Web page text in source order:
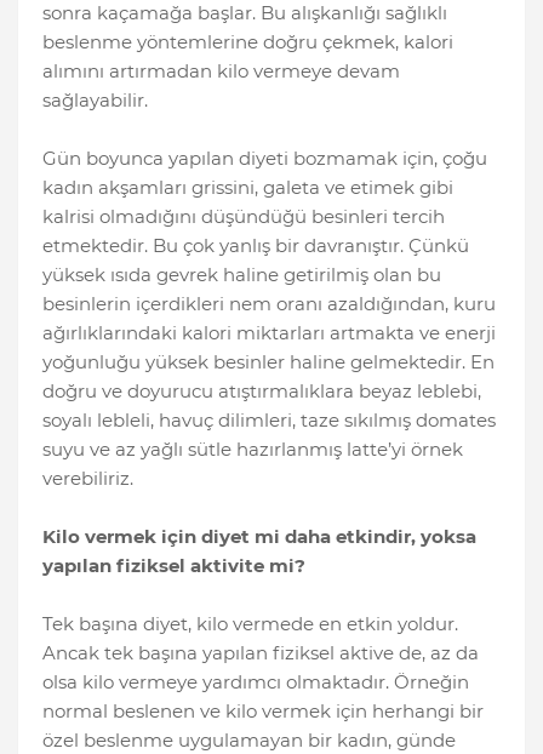
sonra kaçamağa başlar. Bu alışkanlığı sağlıklı
beslenme yöntemlerine doğru çekmek, kalori
alımını artırmadan kilo vermeye devam
sağlayabilir.
Gün boyunca yapılan diyeti bozmamak için, çoğu
kadın akşamları grissini, galeta ve etimek gibi
kalrisi olmadığını düşündüğü besinleri tercih
etmektedir. Bu çok yanlış bir davranıştır. Çünkü
yüksek ısıda gevrek haline getirilmiş olan bu
besinlerin içerdikleri nem oranı azaldığından, kuru
ağırlıklarındaki kalori miktarları artmakta ve enerji
yoğunluğu yüksek besinler haline gelmektedir. En
doğru ve doyurucu atıştırmalıklara beyaz leblebi,
soyalı lebleli, havuç dilimleri, taze sıkılmış domates
suyu ve az yağlı sütle hazırlanmış latte’yi örnek
verebiliriz.
Kilo vermek için diyet mi daha etkindir, yoksa
yapılan fiziksel aktivite mi?
Tek başına diyet, kilo vermede en etkin yoldur.
Ancak tek başına yapılan fiziksel aktive de, az da
olsa kilo vermeye yardımcı olmaktadır. Örneğin
normal beslenen ve kilo vermek için herhangi bir
özel beslenme uygulamayan bir kadın, günde